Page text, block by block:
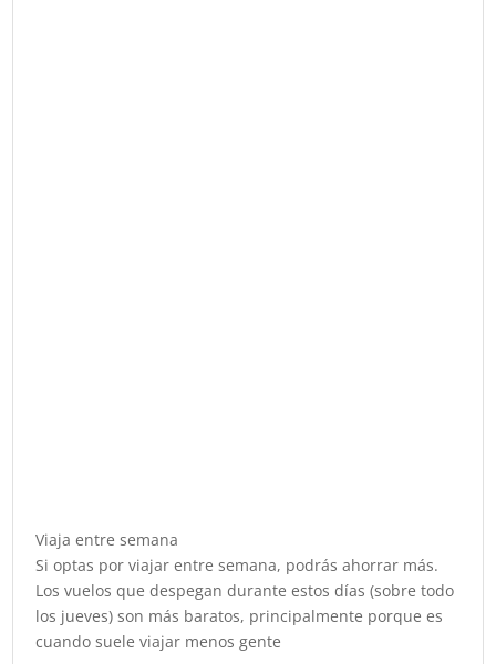
Viaja entre semana
Si optas por viajar entre semana, podrás ahorrar más.
Los vuelos que despegan durante estos días (sobre todo
los jueves) son más baratos, principalmente porque es
cuando suele viajar menos gente